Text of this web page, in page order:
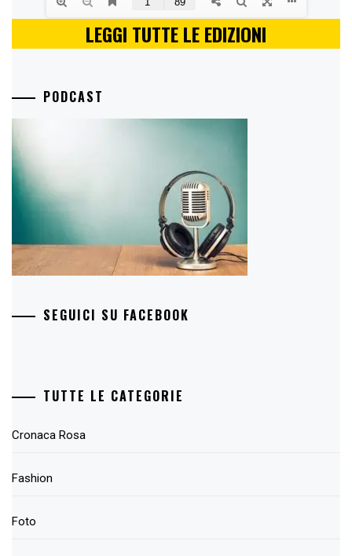
LEGGI TUTTE LE EDIZIONI
PODCAST
SEGUICI SU FACEBOOK
TUTTE LE CATEGORIE
Cronaca Rosa
Fashion
Foto